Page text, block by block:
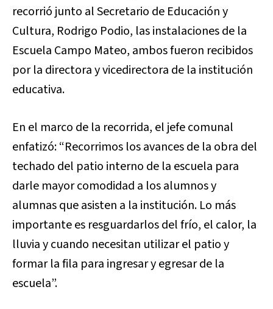
recorrió junto al Secretario de Educación y
Cultura, Rodrigo Podio, las instalaciones de la
Escuela Campo Mateo, ambos fueron recibidos
por la directora y vicedirectora de la institución
educativa.
En el marco de la recorrida, el jefe comunal
enfatizó: “Recorrimos los avances de la obra del
techado del patio interno de la escuela para
darle mayor comodidad a los alumnos y
alumnas que asisten a la institución. Lo más
importante es resguardarlos del frío, el calor, la
lluvia y cuando necesitan utilizar el patio y
formar la fila para ingresar y egresar de la
escuela”.